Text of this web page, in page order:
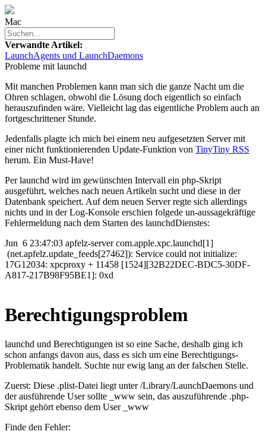
Mac
Verwandte Artikel:
LaunchAgents und LaunchDaemons
Probleme mit launchd
Mit manchen Problemen kann man sich die ganze Nacht um die
Ohren schlagen, obwohl die Lösung doch eigentlich so einfach
herauszufinden wäre. Vielleicht lag das eigentliche Problem auch an
fortgeschrittener Stunde.
Jedenfalls plagte ich mich bei einem neu aufgesetzten Server mit
einer nicht funktionierenden Update-Funktion von TinyTiny RSS
herum. Ein Must-Have!
Perlaunchd wird im gewünschten Intervall ein php-Skript
ausgeführt, welches nach neuen Artikeln sucht und diese in der
Datenbank speichert. Auf dem neuen Server regte sich allerdings
nichts und in der Log-Konsole erschien folgede un-aussagekräftige
Fehlermeldung nach dem Starten des launchdDienstes:
Jun 6 23:47:03 apfelz-server com.apple.xpc.launchd[1]
(net.apfelz.update_feeds[27462]): Service could not initialize:
17G12034: xpcproxy + 11458 [1524][32B22DEC-BDC5-30DF-
A817-217B98F95BE1]: 0xd
Berechtigungsproblem
launchd und Berechtigungen ist so eine Sache, deshalb ging ich
schon anfangs davon aus, dass es sich um eine Berechtigungs-
Problematik handelt. Suchte nur ewig lang an der falschen Stelle.
Zuerst: Diese .plist-Datei liegt unter/Library/LaunchDaemons und
der ausführende User sollte
_www sein, das auszuführende .php-
Skript gehört ebenso dem User
_www
Finde den Fehler: